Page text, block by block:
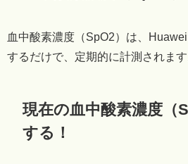
血中酸素濃度（SpO2）は、
するだけで、定期的に計測されます
現在の血中酸素濃度（
する！